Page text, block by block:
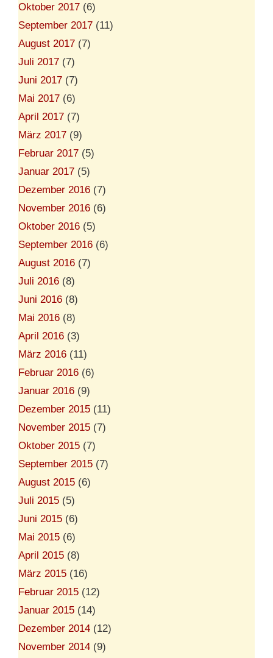
Oktober 2017 (6)
September 2017 (11)
August 2017 (7)
Juli 2017 (7)
Juni 2017 (7)
Mai 2017 (6)
April 2017 (7)
März 2017 (9)
Februar 2017 (5)
Januar 2017 (5)
Dezember 2016 (7)
November 2016 (6)
Oktober 2016 (5)
September 2016 (6)
August 2016 (7)
Juli 2016 (8)
Juni 2016 (8)
Mai 2016 (8)
April 2016 (3)
März 2016 (11)
Februar 2016 (6)
Januar 2016 (9)
Dezember 2015 (11)
November 2015 (7)
Oktober 2015 (7)
September 2015 (7)
August 2015 (6)
Juli 2015 (5)
Juni 2015 (6)
Mai 2015 (6)
April 2015 (8)
März 2015 (16)
Februar 2015 (12)
Januar 2015 (14)
Dezember 2014 (12)
November 2014 (9)